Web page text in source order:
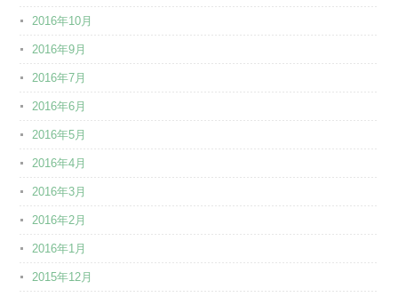
2016年10月
2016年9月
2016年7月
2016年6月
2016年5月
2016年4月
2016年3月
2016年2月
2016年1月
2015年12月